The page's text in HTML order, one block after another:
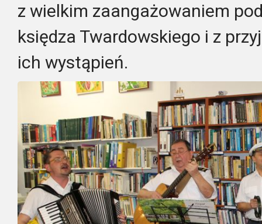
z wielkim zaangażowaniem
księdza Twardowskiego i z
ich wystąpień.